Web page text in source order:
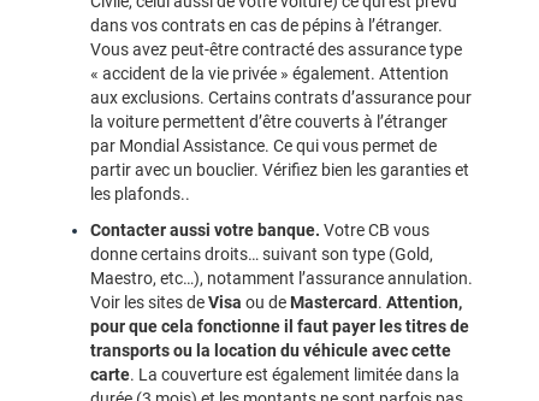
dans vos contrats en cas de pépins à l’étranger.
Vous avez peut-être contracté des assurance type
« accident de la vie privée » également. Attention
aux exclusions. Certains contrats d’assurance pour
la voiture permettent d’être couverts à l’étranger
par Mondial Assistance. Ce qui vous permet de
partir avec un bouclier. Vérifiez bien les garanties et
les plafonds..
Contacter aussi votre banque. Votre CB vous
donne certains droits… suivant son type (Gold,
Maestro, etc…), notamment l’assurance annulation.
Voir les sites deVisa ou de Mastercard. Attention,
pour que cela fonctionne il faut payer les titres de
transports ou la location du véhicule avec cette
carte. La couverture est également limitée dans la